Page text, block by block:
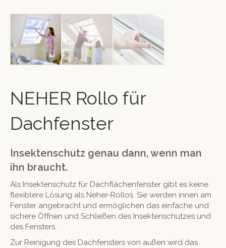
NEHER Rollo für
Dachfenster
Insektenschutz genau dann, wenn man
ihn braucht.
Als Insektenschutz für Dachflächenfenster gibt es keine
flexiblere Lösung als Neher-Rollos. Sie werden innen am
Fenster angebracht und ermöglichen das einfache und
sichere Öffnen und Schließen des Insektenschutzes und
des Fensters.
Zur Reinigung des Dachfensters von außen wird das